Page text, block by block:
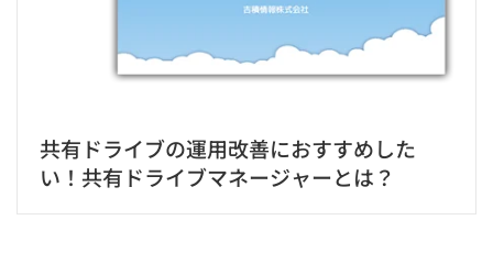
共有ドライブの運用改善におすすめした
い！共有ドライブマネージャーとは？